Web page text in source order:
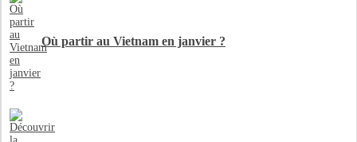
Où partir au Vietnam en janvier ?